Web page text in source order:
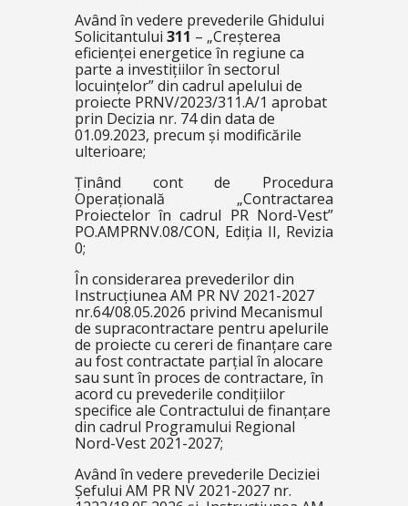
Având în vedere prevederile Ghidului
Solicitantului 311 – „Creșterea
eficienței energetice în regiune ca
parte a investițiilor în sectorul
locuințelor”din cadrul apelului de
proiecte PRNV/2023/311.A/1 aprobat
prin Decizia nr. 74 din data de
01.09.2023, precum și modificările
ulterioare;
Ținând cont de Procedura
Operațională „Contractarea
Proiectelor în cadrul PR Nord-Vest”
PO.AMPRNV.08/CON, Ediția II, Revizia
0;
În considerarea prevederilor din
Instrucțiunea AM PR NV 2021-2027
nr.64/08.05.2026 privind Mecanismul
de supracontractare pentru apelurile
de proiecte cu cereri de finanțare care
au fost contractate parțial în alocare
sau sunt în proces de contractare, în
acord cu prevederile condițiilor
specifice ale Contractului de finanțare
din cadrul Programului Regional
Nord-Vest 2021-2027;
Având în vedere prevederile Deciziei
Șefului AM PR NV 2021-2027 nr.